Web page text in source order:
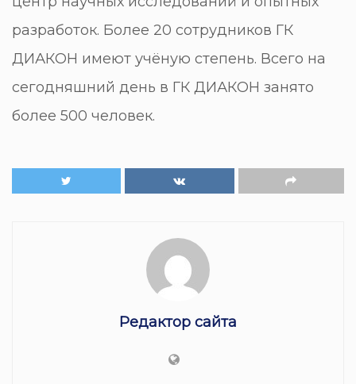
разработок. Более 20 сотрудников ГК
ДИАКОН имеют учёную степень. Всего на
сегодняшний день в ГК ДИАКОН занято
более 500 человек.
Редактор сайта